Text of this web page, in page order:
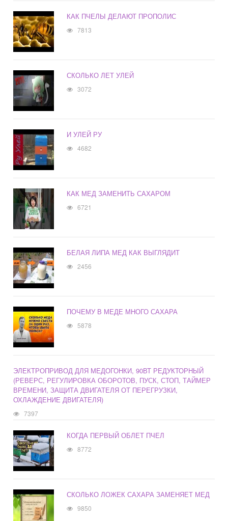
КАК ПЧЕЛЫ ДЕЛАЮТ ПРОПОЛИС
7813
СКОЛЬКО ЛЕТ УЛЕЙ
3072
И УЛЕЙ РУ
4682
КАК МЕД ЗАМЕНИТЬ САХАРОМ
6721
БЕЛАЯ ЛИПА МЕД КАК ВЫГЛЯДИТ
2456
ПОЧЕМУ В МЕДЕ МНОГО САХАРА
5878
ЭЛЕКТРОПРИВОД ДЛЯ МЕДОГОНКИ, 90ВТ РЕДУКТОРНЫЙ
(РЕВЕРС, РЕГУЛИРОВКА ОБОРОТОВ, ПУСК, СТОП, ТАЙМЕР
ВРЕМЕНИ, ЗАЩИТА ДВИГАТЕЛЯ ОТ ПЕРЕГРУЗКИ,
ОХЛАЖДЕНИЕ ДВИГАТЕЛЯ)
7397
КОГДА ПЕРВЫЙ ОБЛЕТ ПЧЕЛ
8772
СКОЛЬКО ЛОЖЕК САХАРА ЗАМЕНЯЕТ МЕД
9850